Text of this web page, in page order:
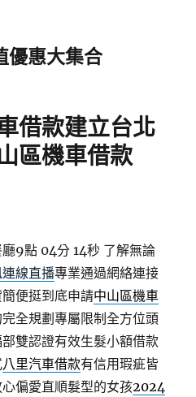
優惠大集合
借款建立台北
區機車借款
9點 04分 14秒 了解無論
線直播專業通過網絡連接
便挺到底申請中山區機車
全規劃專屬限制全方位頭
雙認證有效生髮小額借款
八里汽車借款有信用瑕疵皆
偏愛直順髮型的女孩2024